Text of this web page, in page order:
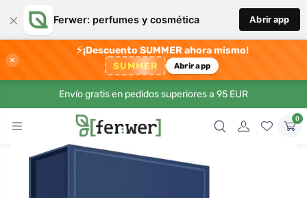
× Ferwer: perfumes y cosmética Abrir app
×
⚡¡Descuento SUMMER ahora mismo!
SUMMER Abrir app
Envío gratis en pedidos superiores a 95 EUR
0